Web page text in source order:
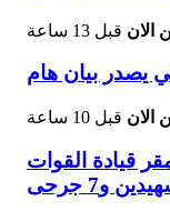
الان قبل 13 ساعة
يصدر بيان هام
الان قبل 10 ساعة
قيادة القوات
و7 جرحى